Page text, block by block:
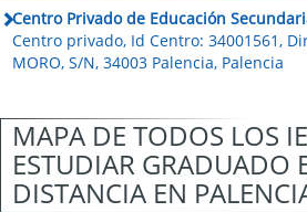
Centro Privado de Educación
Centro privado, Id Centro: 34001561,
MORO, S/N, 34003 Palencia, Palencia
MAPA DE TODOS LOS
ESTUDIAR GRADUADO
DISTANCIA EN